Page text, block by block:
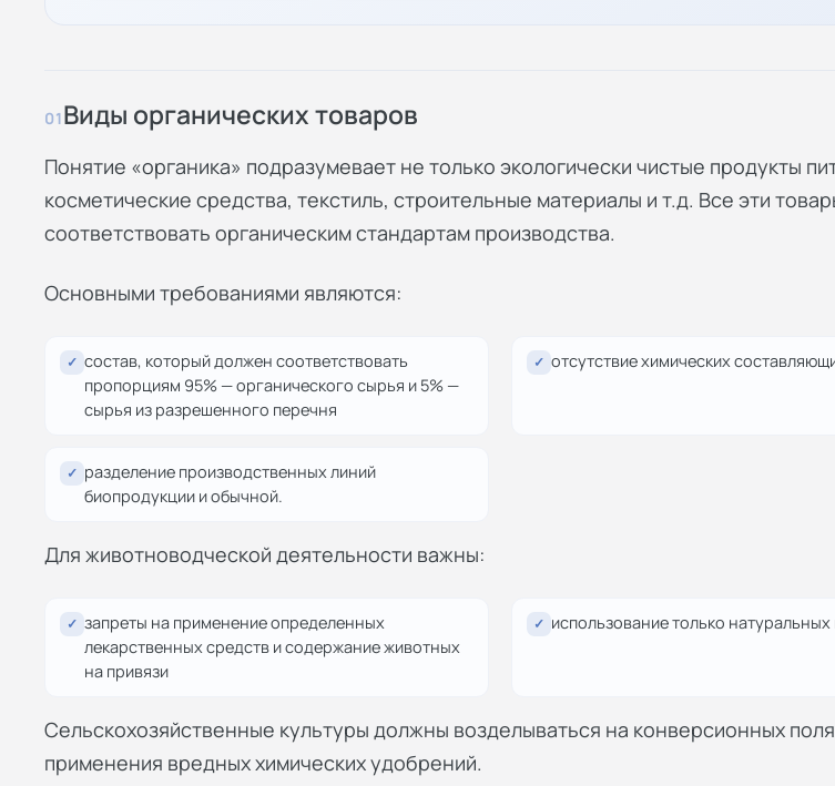
01Виды органических товаров
Понятие «органика» подразумевает не только экологически чистые продукты
косметические средства, текстиль, строительные материалы и т.д. Все эти
соответствовать органическим стандартам производства.
Основными требованиями являются:
✓ состав, который должен соответствовать
пропорциям 95% — органического сырья и 5% —
сырья из разрешенного перечня
✓ отсутствие химических
✓ разделение производственных линий
биопродукции и обычной.
Для животноводческой деятельности важны:
✓ запреты на применение определенных
лекарственных средств и содержание животных
на привязи
✓ использование только
Сельскохозяйственные культуры должны возделываться на конверсионных
применения вредных химических удобрений.